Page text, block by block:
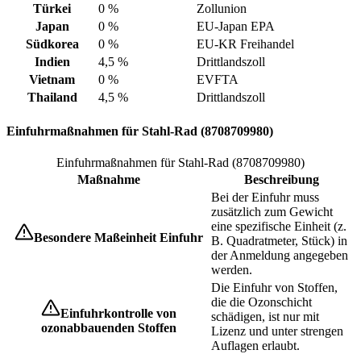
Türkei
0 %
Zollunion
Japan
0 %
EU-Japan EPA
Südkorea
0 %
EU-KR Freihandel
Indien
4,5 %
Drittlandszoll
Vietnam
0 %
EVFTA
Thailand
4,5 % Drittlandszoll
Einfuhrmaßnahmen für Stahl-Rad (8708709980)
Einfuhrmaßnahmen für Stahl-Rad (8708709980)
Maßnahme
Beschreibung
Besondere Maßeinheit Einfuhr
Bei der Einfuhr muss
zusätzlich zum Gewicht
eine spezifische Einheit (z.
B. Quadratmeter, Stück) in
der Anmeldung angegeben
werden.
Einfuhrkontrolle von
ozonabbauenden Stoffen
Die Einfuhr von Stoffen,
die die Ozonschicht
schädigen, ist nur mit
Lizenz und unter strengen
Auflagen erlaubt.